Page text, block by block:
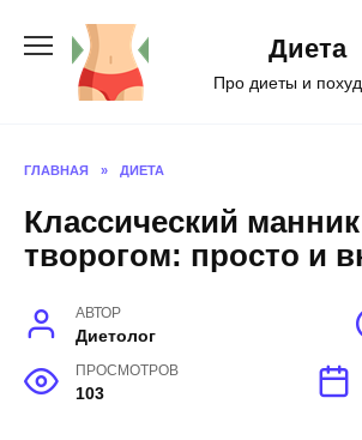
содержанию
Диета
Про диеты и
ГЛАВНАЯ » ДИЕТА
Классический
творогом: просто и
АВТОР
Диетолог
ПРОСМОТРОВ
103